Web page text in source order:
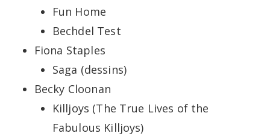
Fun Home
Bechdel Test
Fiona Staples
Saga (dessins)
Becky Cloonan
Killjoys (The True Lives of the
Fabulous Killjoys)